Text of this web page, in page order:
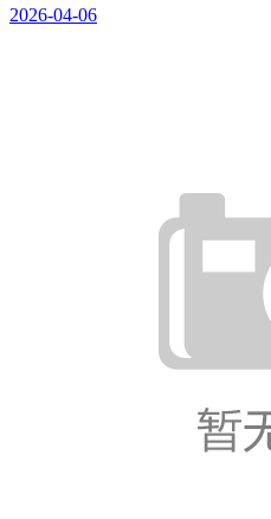
2026-04-06